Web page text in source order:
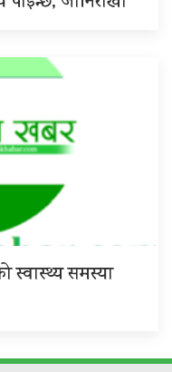
स्वास्थ्य समस्या